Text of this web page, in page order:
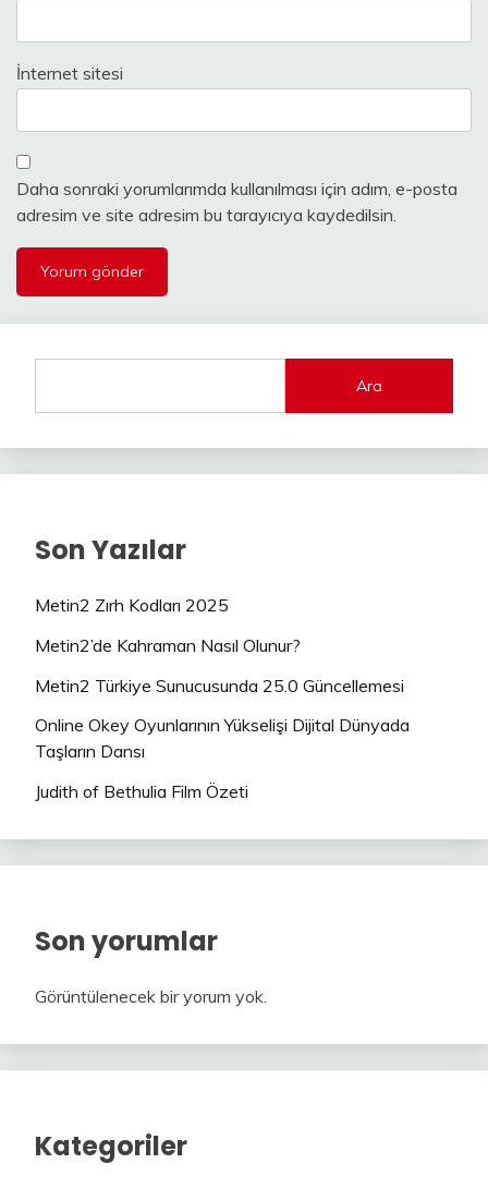
İnternet sitesi
Daha sonraki yorumlarımda kullanılması için adım, e-posta
adresim ve site adresim bu tarayıcıya kaydedilsin.
Ara
Son Yazılar
Metin2 Zırh Kodları 2025
Metin2’de Kahraman Nasıl Olunur?
Metin2 Türkiye Sunucusunda 25.0 Güncellemesi
Online Okey Oyunlarının Yükselişi Dijital Dünyada
Taşların Dansı
Judith of Bethulia Film Özeti
Son yorumlar
Görüntülenecek bir yorum yok.
Kategoriler